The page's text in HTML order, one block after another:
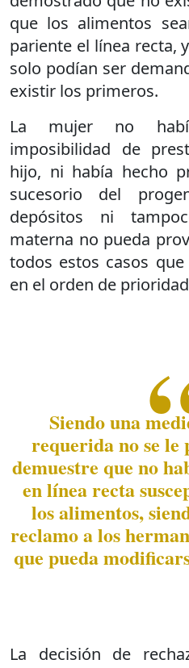
que los alimentos
pariente el línea recta,
solo podían ser
existir los primeros.
La mujer no
imposibilidad de
hijo, ni había hecho
sucesorio del
depósitos ni
materna no pueda
todos estos casos
en el orden de
Siendo una
requerida no se le
demuestre que no
en línea recta
los alimentos,
reclamo a los
que pueda
La decisión de